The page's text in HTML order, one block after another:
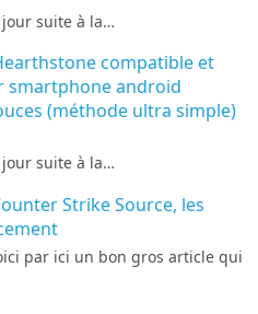
suite à la…
compatible et
smartphone android
(méthode ultra simple)
suite à la…
Strike Source, les
par ici un bon gros article qui